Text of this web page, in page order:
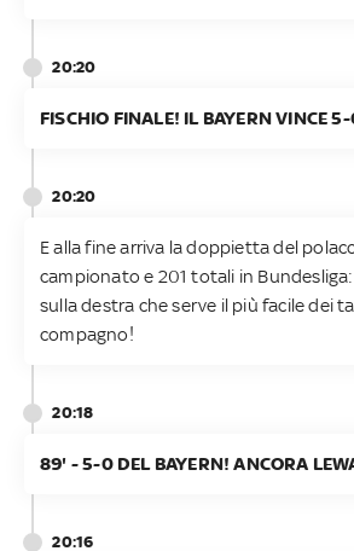
20:20
FISCHIO FINALE! IL BAYERN VINCE
20:20
E alla fine arriva la doppietta del
campionato e 201 totali in
sulla destra che serve il più facile dei
compagno!
20:18
89' - 5-0 DEL BAYERN! ANCORA
20:16